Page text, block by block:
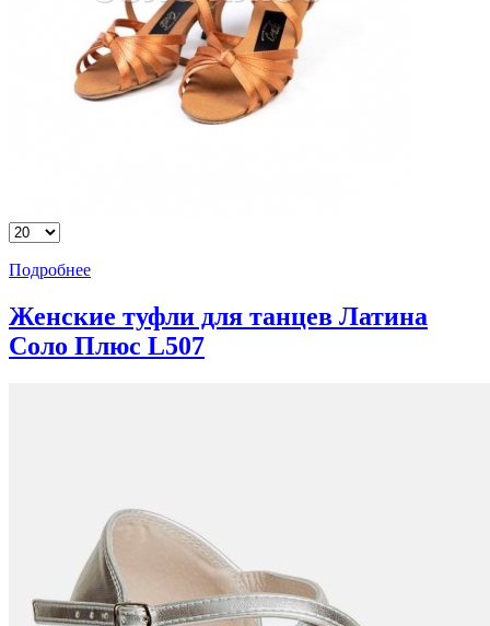
Подробнее
Женские туфли для танцев Латина
Соло Плюс L507